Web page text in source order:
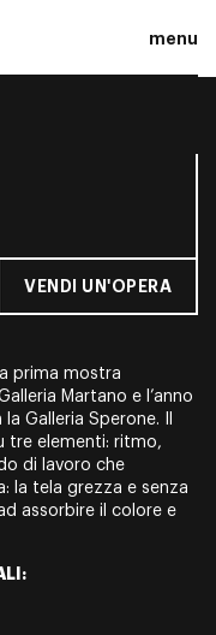
menu
VENDI UN'OPERA
prima mostra
Martano e l’anno
Galleria Sperone. Il
tre elementi: ritmo,
di lavoro che
la tela grezza e senza
assorbire il colore e